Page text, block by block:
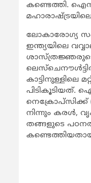
കണ്ടെത്തി.
ലോകാരോഗ്യ
ഇന്ത്യയിലെ
ശാസ്ത്രജ്ഞരുടെ
പിടികൂടിയത്.
നെക്രോപ്‌സിക്ക്
നിന്നും കരള്‍,
തങ്ങളുടെ